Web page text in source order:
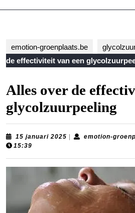
emotion-groenplaats.be
de effectiviteit van een
Alles over de
glycolzuurpeeling
15 januari 2025 15
emotion-
15:39